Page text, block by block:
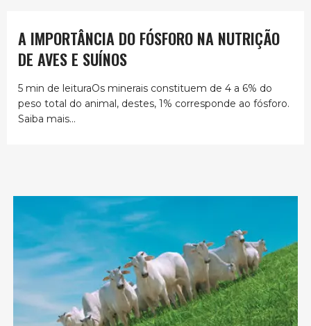
A IMPORTÂNCIA DO FÓSFORO NA NUTRIÇÃO
DE AVES E SUÍNOS
5 min de leituraOs minerais constituem de 4 a 6% do
peso total do animal, destes, 1% corresponde ao fósforo.
Saiba mais...